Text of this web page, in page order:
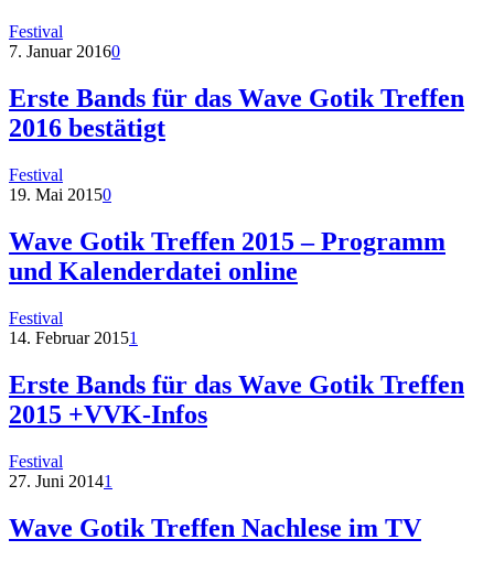
Festival
7. Januar 20160
Erste Bands für das Wave Gotik Treffen
2016 bestätigt
Festival
19. Mai 20150
Wave Gotik Treffen 2015 – Programm
und Kalenderdatei online
Festival
14. Februar 20151
Erste Bands für das Wave Gotik Treffen
2015 +VVK-Infos
Festival
27. Juni 20141
Wave Gotik Treffen Nachlese im TV